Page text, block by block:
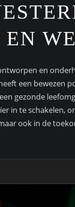
en
een bewezen
gezonde
in te schakelen,
ook in de